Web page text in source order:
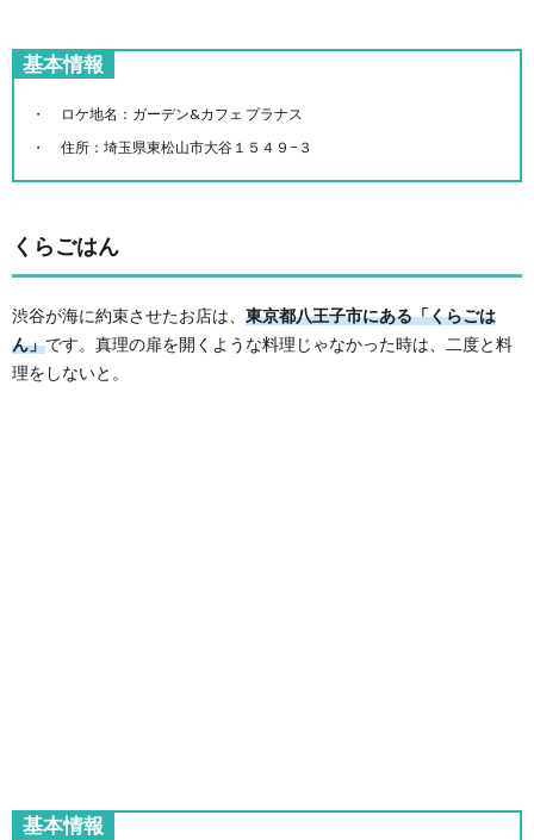
基本情報
ロケ地名：ガーデン&カフェ プラナス
住所：埼玉県東松山市大谷１５４９−３
くらごはん
渋谷が海に約束させたお店は、 東京都八王子市にある「くらごは
ん」です。真理の扉を開くような料理じゃなかった時は、二度と料
理をしないと。
基本情報